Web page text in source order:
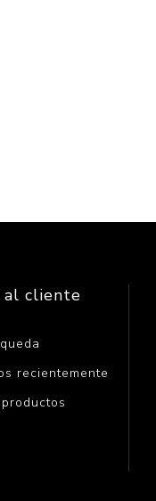
al cliente
recientemente